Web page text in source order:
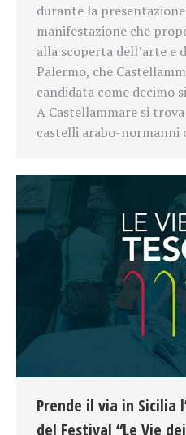
durante la
manifestazione che
alla scoperta dell’arte e
Palermo, che
candidata come decimo
A Castellammare si
castelli arabo-normanni
Prende il via in Sicilia
del Festival “Le Vie